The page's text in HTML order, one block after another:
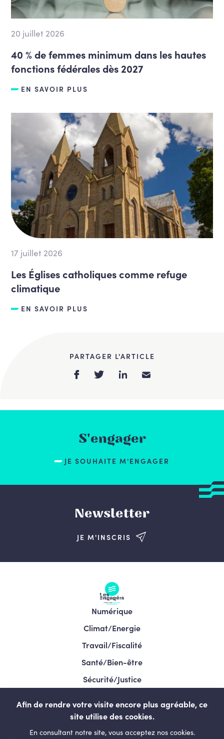
20 juillet 2026
40 % de femmes minimum dans les hautes
fonctions fédérales dès 2027
EN SAVOIR PLUS
17 juillet 2026
Les Églises catholiques comme refuge
climatique
EN SAVOIR PLUS
PARTAGER L'ARTICLE
S'engager
JE SOUHAITE M'ENGAGER
Newsletter
JE M'INSCRIS
Numérique
Climat/Energie
Travail/Fiscalité
Santé/Bien-être
Sécurité/Justice
Afin de rendre votre visite encore plus agréable, ce
site utilise des cookies.
En consultant notre site, vous acceptez nos cookies.